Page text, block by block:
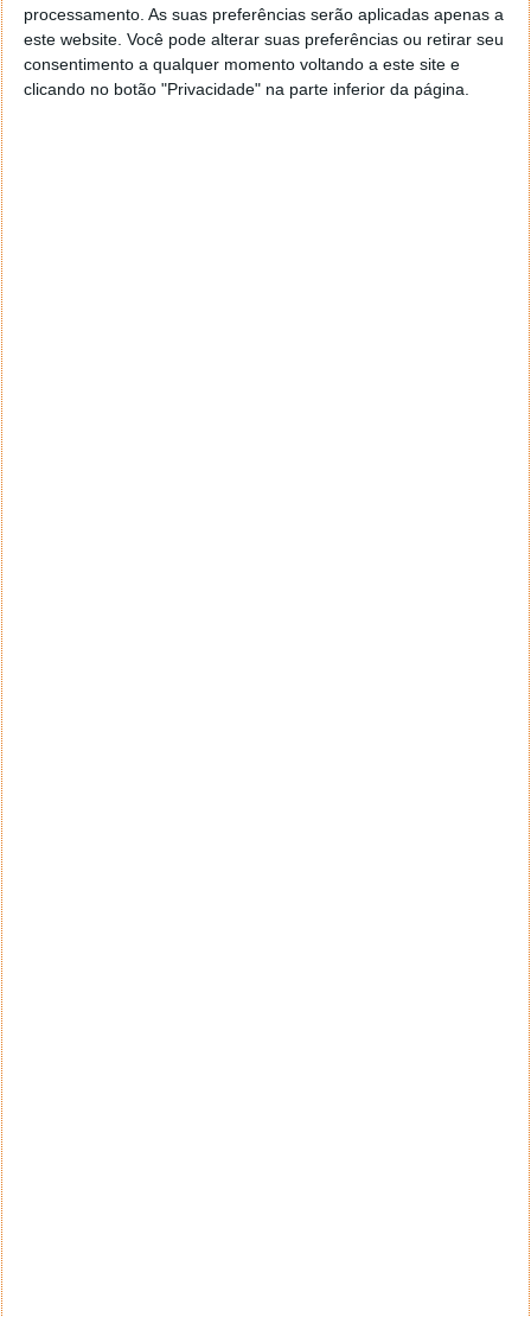
processamento. As suas preferências serão aplicadas apenas a
este website. Você pode alterar suas preferências ou retirar seu
consentimento a qualquer momento voltando a este site e
clicando no botão "Privacidade" na parte inferior da página.
Por exemplo:
RTO: 4 horas
RPO: 30 minutos